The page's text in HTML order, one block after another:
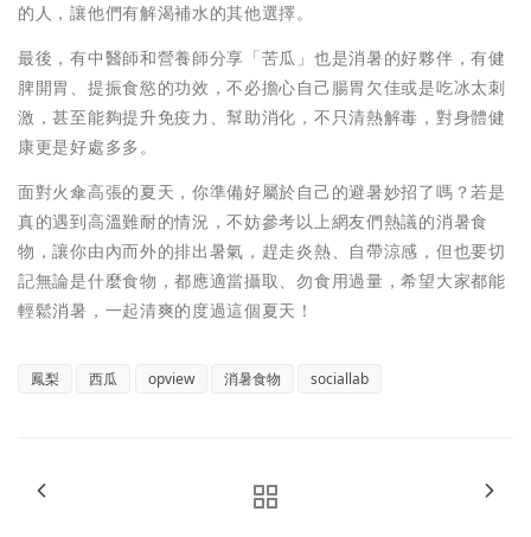
的人，讓他們有解渴補水的其他選擇。
最後，有中醫師和營養師分享「苦瓜」也是消暑的好夥伴，有健
脾開胃、提振食慾的功效，不必擔心自己腸胃欠佳或是吃冰太刺
激，甚至能夠提升免疫力、幫助消化，不只清熱解毒，對身體健
康更是好處多多。
面對火傘高張的夏天，你準備好屬於自己的避暑妙招了嗎？若是
真的遇到高溫難耐的情況，不妨參考以上網友們熱議的消暑食
物，讓你由內而外的排出暑氣，趕走炎熱、自帶涼感，但也要切
記無論是什麼食物，都應適當攝取、勿食用過量，希望大家都能
輕鬆消暑，一起清爽的度過這個夏天！
鳳梨 西瓜 opview 消暑食物 sociallab